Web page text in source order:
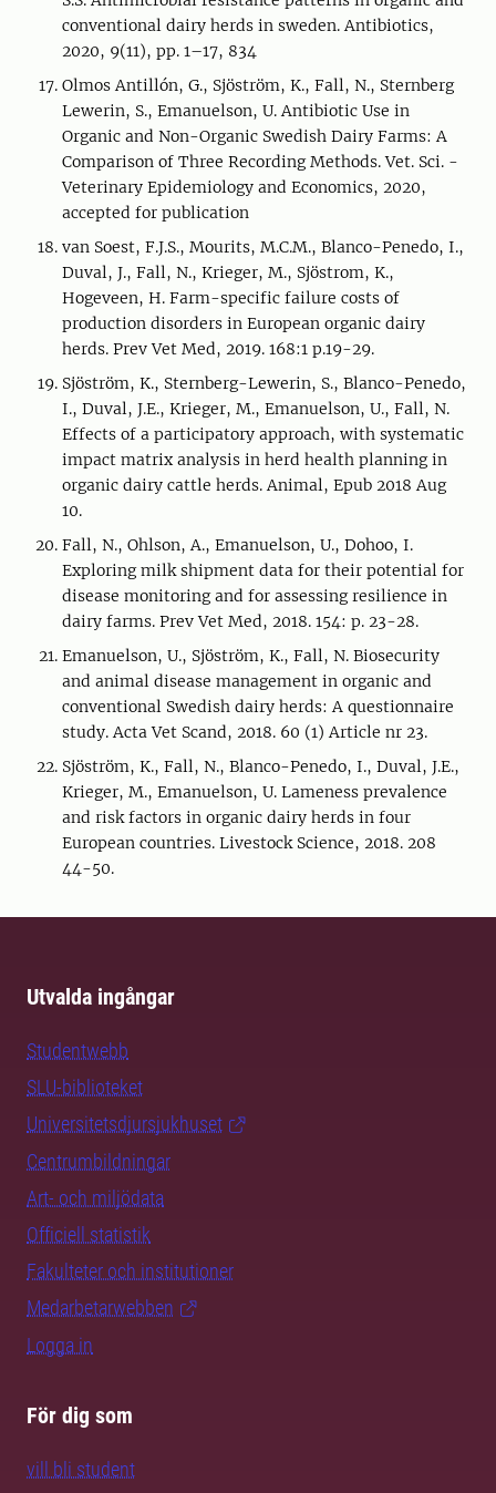
conventional dairy herds in sweden. Antibiotics,
2020, 9(11), pp. 1–17, 834
Olmos Antillón, G., Sjöström, K., Fall, N., Sternberg
Lewerin, S., Emanuelson, U. Antibiotic Use in
Organic and Non-Organic Swedish Dairy Farms: A
Comparison of Three Recording Methods. Vet. Sci. -
Veterinary Epidemiology and Economics, 2020,
accepted for publication
van Soest, F.J.S., Mourits, M.C.M., Blanco-Penedo, I.,
Duval, J., Fall, N., Krieger, M., Sjöstrom, K.,
Hogeveen, H. Farm-specific failure costs of
production disorders in European organic dairy
herds. Prev Vet Med, 2019. 168:1 p.19-29.
Sjöström, K., Sternberg-Lewerin, S., Blanco-Penedo,
I., Duval, J.E., Krieger, M., Emanuelson, U., Fall, N.
Effects of a participatory approach, with systematic
impact matrix analysis in herd health planning in
organic dairy cattle herds. Animal, Epub 2018 Aug
10.
Fall, N., Ohlson, A., Emanuelson, U., Dohoo, I.
Exploring milk shipment data for their potential for
disease monitoring and for assessing resilience in
dairy farms. Prev Vet Med, 2018. 154: p. 23-28.
Emanuelson, U., Sjöström, K., Fall, N. Biosecurity
and animal disease management in organic and
conventional Swedish dairy herds: A questionnaire
study. Acta Vet Scand, 2018. 60 (1) Article nr 23.
Sjöström, K., Fall, N., Blanco-Penedo, I., Duval, J.E.,
Krieger, M., Emanuelson, U. Lameness prevalence
and risk factors in organic dairy herds in four
European countries. Livestock Science, 2018. 208
44-50.
Utvalda ingångar
Studentwebb
SLU-biblioteket
Universitetsdjursjukhuset
Centrumbildningar
Art- och miljödata
Officiell statistik
Fakulteter och institutioner
Medarbetarwebben
Logga in
För dig som
vill bli student